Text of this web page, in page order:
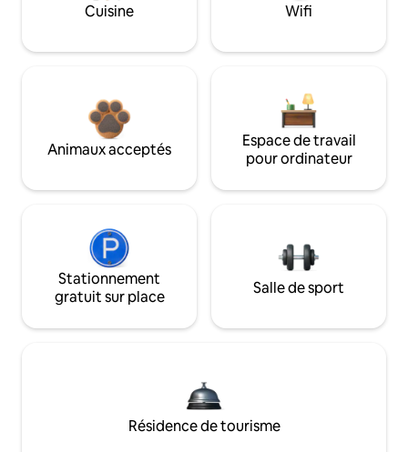
Cuisine Wifi
Animaux acceptés
Espace de travail
pour ordinateur
Stationnement
gratuit sur place
Salle de sport
Résidence de tourisme